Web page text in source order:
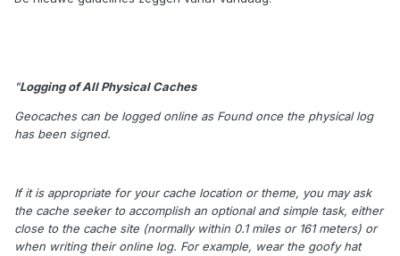
"Logging of All Physical Caches
Geocaches can be logged online as Found once the physical log
has been signed.
If it is appropriate for your cache location or theme, you may ask
the cache seeker to accomplish an optional and simple task, either
close to the cache site (normally within 0.1 miles or 161 meters) or
when writing their online log. For example, wear the goofy hat